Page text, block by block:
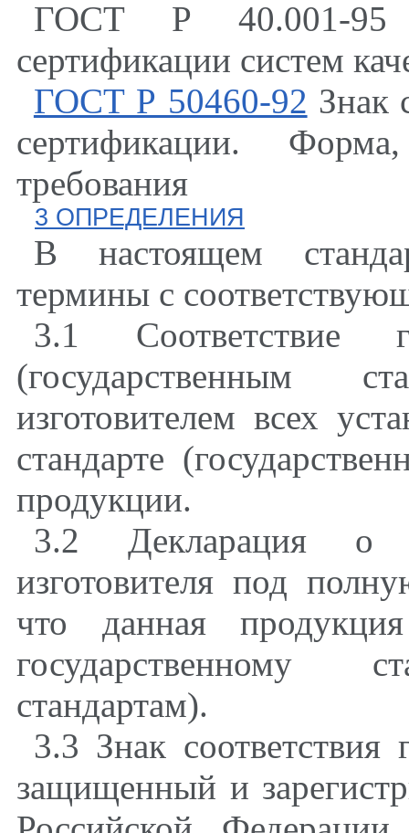
ГОСТ Р 40.001-95
сертификации систем
ГОСТ Р 50460-92 Знак
сертификации.
требования
3 ОПРЕДЕЛЕНИЯ
В настоящем
термины с
3.1 Соответствие
(государственным
изготовителем всех
стандарте
продукции.
3.2 Декларация о
изготовителя под
что данная продукция
государственному
стандартам).
3.3 Знак соответствия
защищенный и